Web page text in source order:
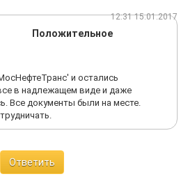
12:31 15.01.2017
Положительное
и остались
в надлежащем виде и даже
Все документы были на месте.
Ответить